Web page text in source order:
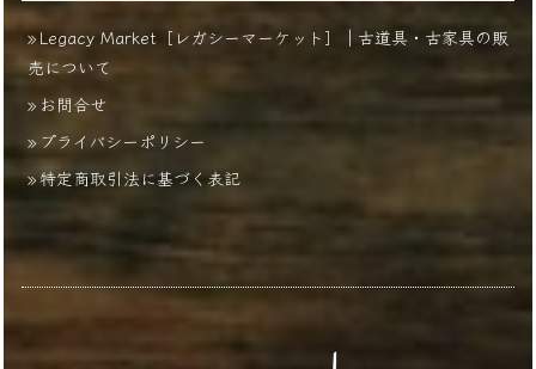
Legacy Market［レガシーマーケット］｜古道具・古家具の販
売について
お問合せ
プライバシーポリシー
特定商取引法に基づく表記